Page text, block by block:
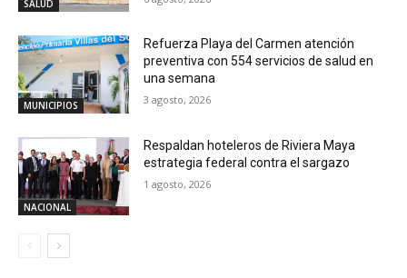
SALUD
MUNICIPIOS
Refuerza Playa del Carmen atención
preventiva con 554 servicios de salud en
una semana
3 agosto, 2026
NACIONAL
Respaldan hoteleros de Riviera Maya
estrategia federal contra el sargazo
1 agosto, 2026